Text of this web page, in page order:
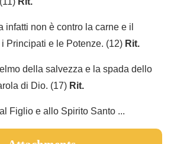
infatti non è contro la carne e il
Principati e le Potenze. (12)Rit.
della salvezza e la spada dello
di Dio. (17)Rit.
Figlio e allo Spirito Santo ...